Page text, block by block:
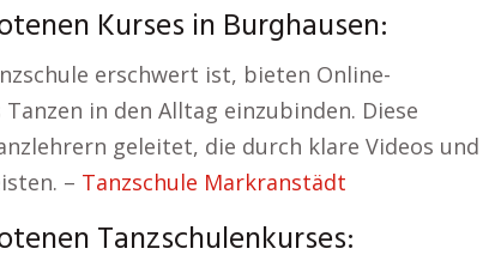
Kurses in Burghausen:
erschwert ist, bieten Online-
in den Alltag einzubinden. Diese
geleitet, die durch klare Videos und
– Tanzschule Markranstädt
Tanzschulenkurses: